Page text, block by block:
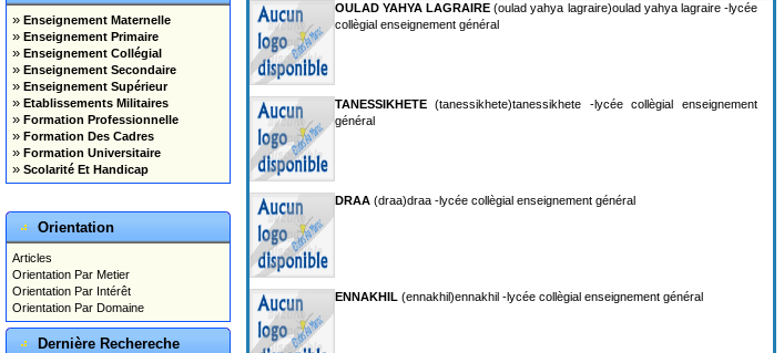
» Enseignement Maternelle
» Enseignement Primaire
» Enseignement Collégial
» Enseignement Secondaire
» Enseignement Supérieur
» Etablissements Militaires
» Formation Professionnelle
» Formation Des Cadres
» Formation Universitaire
» Scolarité Et Handicap
Orientation
Articles
Orientation Par Metier
Orientation Par Intérêt
Orientation Par Domaine
Dernière Rechereche
OULAD YAHYA LAGRAIRE (oulad yahya lagraire)oulad yahya lagraire -lycée
collègial enseignement général
TANESSIKHETE (tanessikhete)tanessikhete -lycée collègial enseignement
général
DRAA (draa)draa -lycée collègial enseignement général
ENNAKHIL (ennakhil)ennakhil -lycée collègial enseignement général